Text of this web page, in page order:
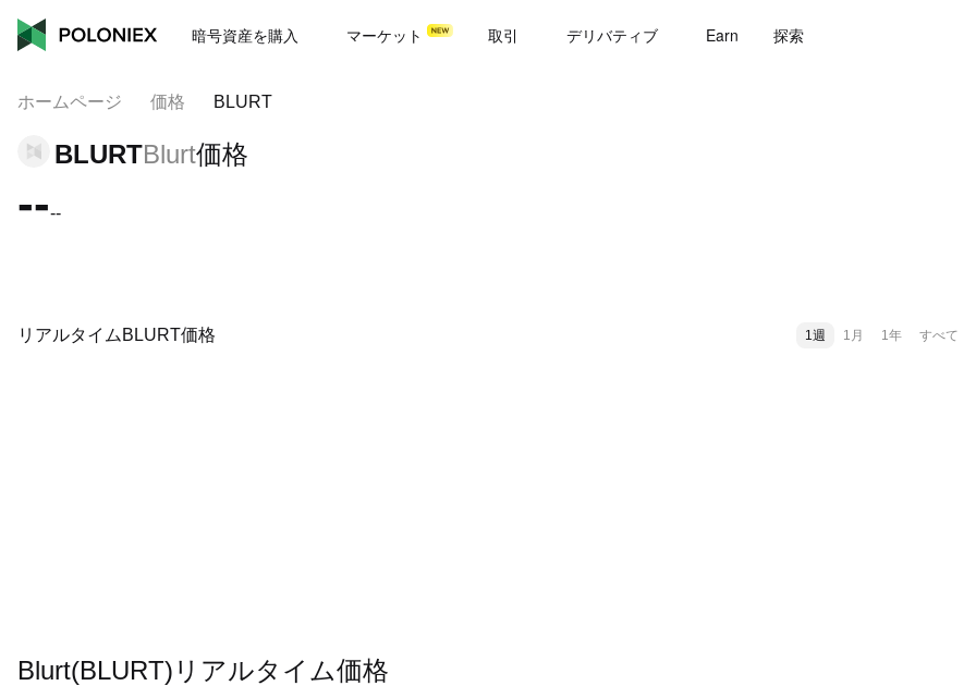
暗号資産を購入 マーケット 取引 デリバティブ Earn 探索
ホームページ 価格 BLURT
BLURTBlurt価格
----
リアルタイムBLURT価格 1週 1月 1年 すべて
Blurt(BLURT)リアルタイム価格